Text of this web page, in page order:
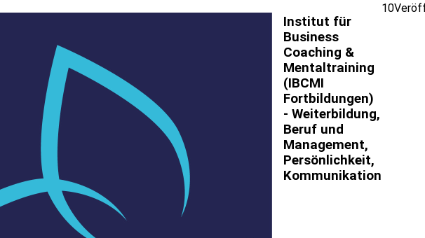
Institut für
Business
Coaching &
Mentaltraining
(IBCMI
Fortbildungen)
- Weiterbildung,
Beruf und
Management,
Persönlichkeit,
Kommunikation
10